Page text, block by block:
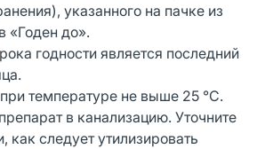
указанного на пачке из
«Годен до».
годности является последний
температуре не выше 25 °С.
в канализацию. Уточните
как следует утилизировать